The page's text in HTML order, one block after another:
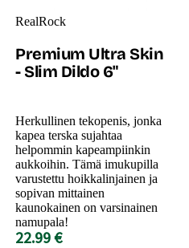
RealRock
Premium Ultra Skin
- Slim Dildo 6"
Herkullinen tekopenis, jonka
kapea terska sujahtaa
helpommin kapeampiinkin
aukkoihin. Tämä imukupilla
varustettu hoikkalinjainen ja
sopivan mittainen
kaunokainen on varsinainen
namupala!
22.99 €